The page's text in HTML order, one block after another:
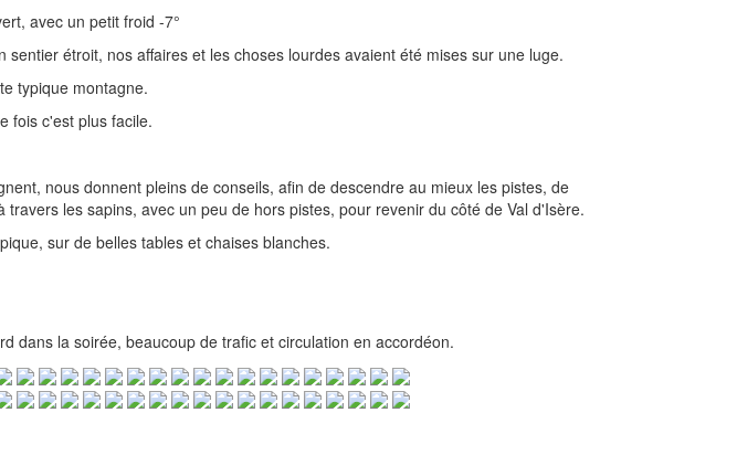
avec un petit froid -7°
étroit, nos affaires et les choses lourdes avaient été mises sur une luge.
typique montagne.
fois c'est plus facile.
nous donnent pleins de conseils, afin de descendre au mieux les pistes, de
les sapins, avec un peu de hors pistes, pour revenir du côté de Val d'Isère.
sur de belles tables et chaises blanches.
dans la soirée, beaucoup de trafic et circulation en accordéon.